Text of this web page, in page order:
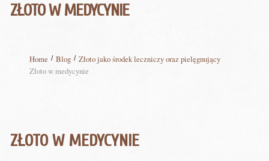
ZŁOTO W MEDYCYNIE
Home Blog
Złoto jako środek leczniczy oraz pielęgnujący
Złoto w medycynie
ZŁOTO W MEDYCYNIE